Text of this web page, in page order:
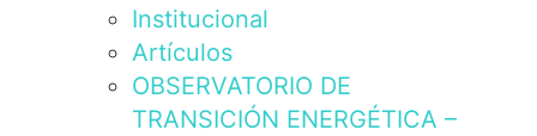
Institucional
Artículos
OBSERVATORIO DE
TRANSICIÓN ENERGÉTICA –